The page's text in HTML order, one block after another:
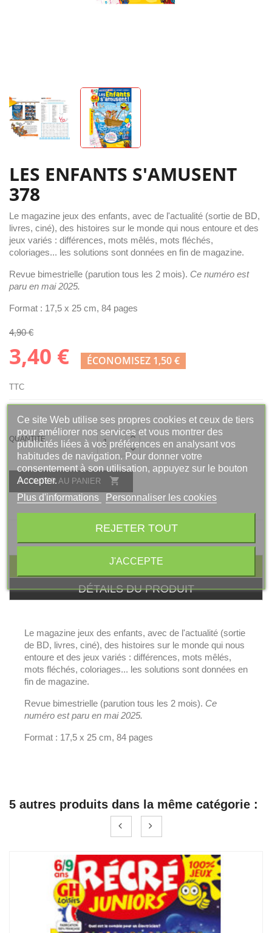
LES ENFANTS S'AMUSENT
378
Le magazine jeux des enfants, avec de l'actualité (sortie de BD,
livres, ciné), des histoires sur le monde qui nous entoure et des
jeux variés : différences, mots mêlés, mots fléchés,
coloriages... les solutions sont données en fin de magazine.
Revue bimestrielle (parution tous les 2 mois). Ce numéro est
paru en mai2025.
Format : 17,5 x 25 cm, 84 pages
4,90 €
3,40 € ÉCONOMISEZ 1,50 €
TTC
QUANTITÉ
AJOUTER AU PANIER 
DESCRIPTION
DÉTAILS DU PRODUIT
Le magazine jeux des enfants, avec de l'actualité (sortie
de BD, livres, ciné), des histoires sur le monde qui nous
entoure et des jeux variés : différences, mots mêlés,
mots fléchés, coloriages... les solutions sont données en
fin de magazine.
Revue bimestrielle (parution tous les 2 mois). Ce
numéro est paru en mai2025.
Format : 17,5 x 25 cm, 84 pages
5 autres produits dans la même catégorie :
Ce site Web utilise ses propres cookies et ceux de tiers
pour améliorer nos services et vous montrer des
publicités liées à vos préférences en analysant vos
habitudes de navigation. Pour donner votre
consentement à son utilisation, appuyez sur le bouton
Accepter.
Plus d'informations
Personnaliser les cookies
REJETER TOUT
J'ACCEPTE